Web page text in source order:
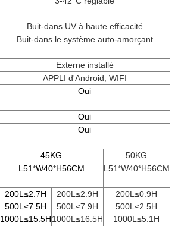
Buit-dans UV à haute efficacité
Buit-dans le système auto-amorçant
Externe installé
APPLI d'Android, WIFI
Oui
Oui
Oui
45KG
50KG
L51*W40*H56CM L51*W40*H56CM
200L≤2.7H
500L≤7.5H
1000L≤15.5H
200L≤2.9H
500L≤7.9H
1000L≤16.5H
200L≤0.9H
500L≤2.5H
1000L≤5.1H